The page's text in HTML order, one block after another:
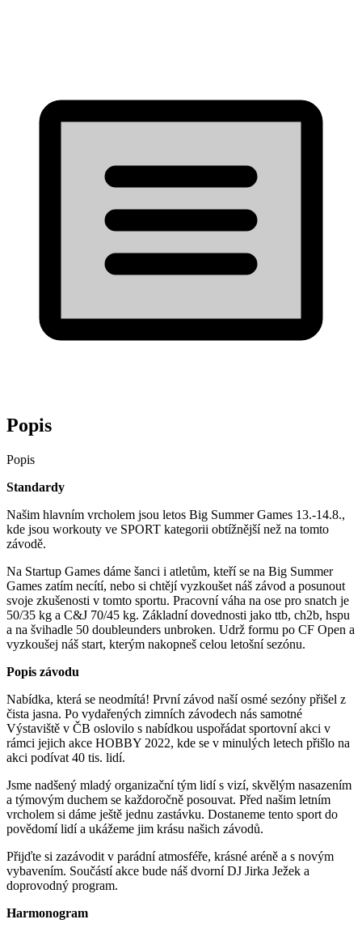
Popis
Popis
Standardy
Našim hlavním vrcholem jsou letos Big Summer Games 13.-14.8.,
kde jsou workouty ve SPORT kategorii obtížnější než na tomto
závodě.
Na Startup Games dáme šanci i atletům, kteří se na Big Summer
Games zatím necítí, nebo si chtějí vyzkoušet náš závod a posunout
svoje zkušenosti v tomto sportu. Pracovní váha na ose pro snatch je
50/35 kg a C&J 70/45 kg. Základní dovednosti jako ttb, ch2b, hspu
a na švihadle 50 doubleunders unbroken. Udrž formu po CF Open a
vyzkoušej náš start, kterým nakopneš celou letošní sezónu.
Popis závodu
Nabídka, která se neodmítá! První závod naší osmé sezóny přišel z
čista jasna. Po vydařených zimních závodech nás samotné
Výstaviště v ČB oslovilo s nabídkou uspořádat sportovní akci v
rámci jejich akce HOBBY 2022, kde se v minulých letech přišlo na
akci podívat 40 tis. lidí.
Jsme nadšený mladý organizační tým lidí s vizí, skvělým nasazením
a týmovým duchem se každoročně posouvat. Před našim letním
vrcholem si dáme ještě jednu zastávku. Dostaneme tento sport do
povědomí lidí a ukážeme jim krásu našich závodů.
Přijďte si zazávodit v parádní atmosféře, krásné aréně a s novým
vybavením. Součástí akce bude náš dvorní DJ Jirka Ježek a
doprovodný program.
Harmonogram